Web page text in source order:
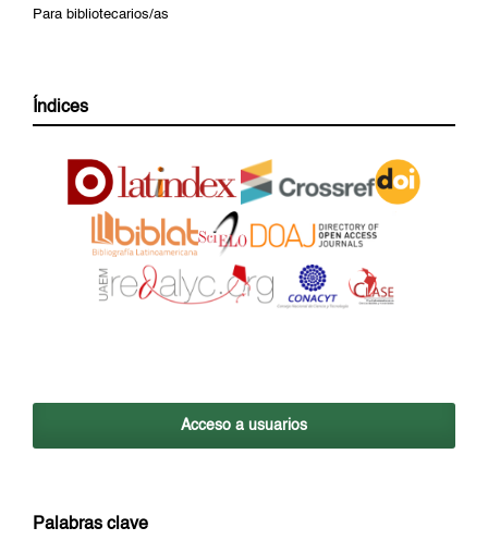
Para bibliotecarios/as
Índices
Acceso a usuarios
Palabras clave